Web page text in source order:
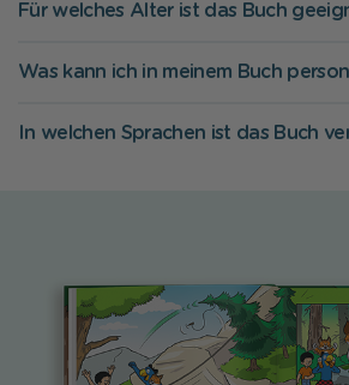
Für welches Alter ist das Buch
Was kann ich in meinem Buch
In welchen Sprachen ist das Buch